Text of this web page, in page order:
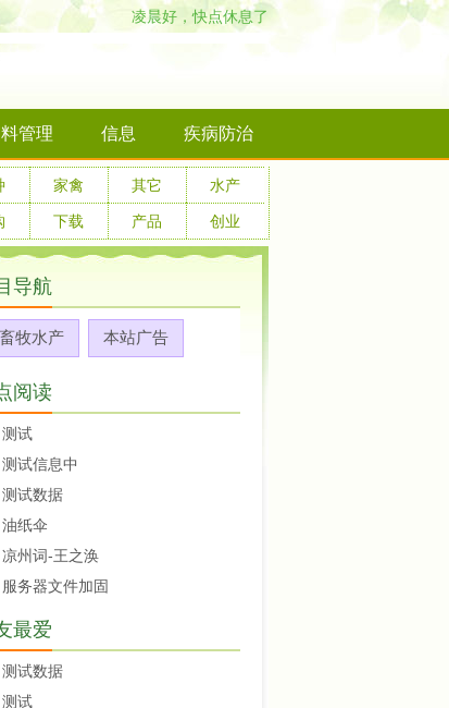
凌晨好，快点休息了
管理 信息 疾病防治
家禽 其它 水产
下载 产品 创业
导航
畜牧水产 本站广告
阅读
测试
测试信息中
测试数据
油纸伞
凉州词-王之涣
服务器文件加固
最爱
测试数据
测试